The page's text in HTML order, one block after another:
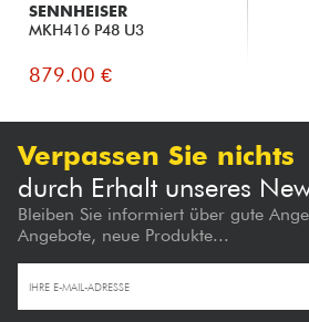
SENNHEISER
MKH416 P48 U3
879.00 €
Verpassen Sie nichts
durch Erhalt unseres
Bleiben Sie informiert über gute
Angebote, neue Produkte...